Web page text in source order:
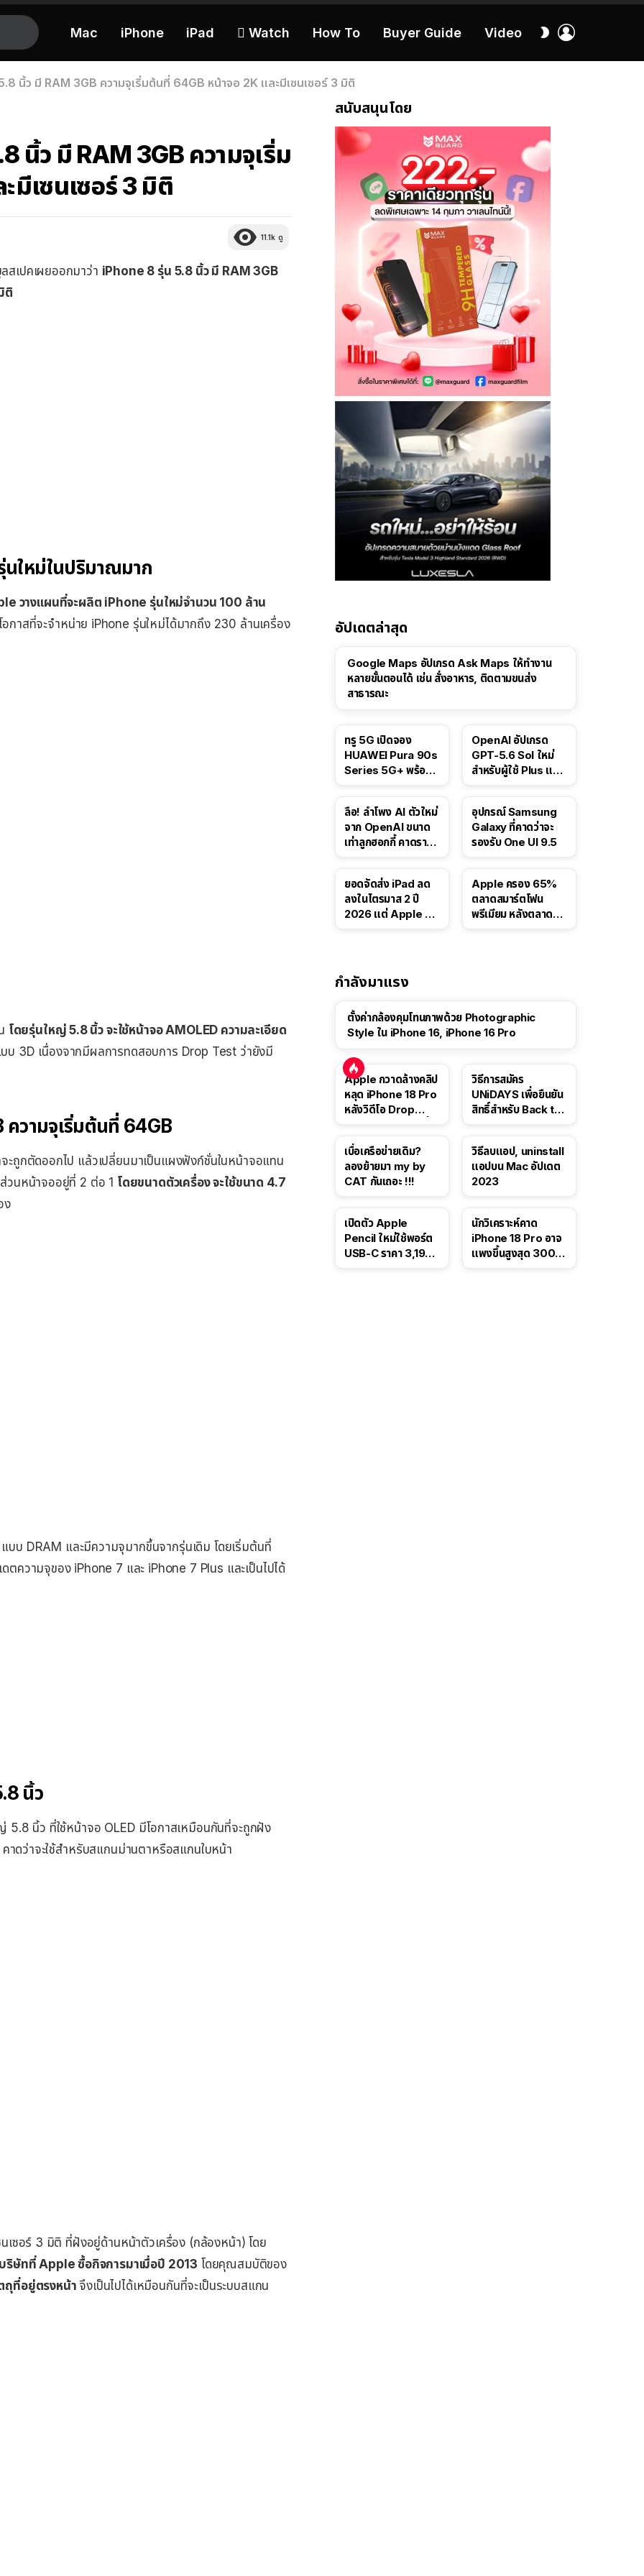
Mac iPhone iPad  Watch How To Buyer Guide Video
สลับ
นิ้ว มี RAM 3GB ความจุเริ่มต้นที่ 64GB หน้าจอ 2K และมีเซนเซอร์ 3 มิติ
นิ้ว มี RAM 3GB ความจุเริ่ม
มีเซนเซอร์ 3 มิติ
11.1k ดู
สเปคเผยออกมาว่า iPhone 8 รุ่น 5.8 นิ้ว มี RAM 3GB
ติ
ใหม่ในปริมาณมาก
วางแผนที่จะผลิต iPhone รุ่นใหม่จำนวน 100 ล้าน
กาสที่จะจำหน่าย iPhone รุ่นใหม่ได้มากถึง 230 ล้านเครื่อง
โดยรุ่นใหญ่ 5.8 นิ้ว จะใช้หน้าจอ AMOLED ความละเอียด
บ 3D เนื่องจากมีผลการทดสอบการ Drop Test ว่ายังมี
ความจุเริ่มต้นที่ 64GB
ถูกตัดออกไป แล้วเปลี่ยนมาเป็นแผงฟังก์ชั่นในหน้าจอแทน
วนหน้าจออยู่ที่ 2 ต่อ 1 โดยขนาดตัวเครื่อง จะใช้ขนาด 4.7
ง
บบ DRAM และมีความจุมากขึ้นจากรุ่นเดิม โดยเริ่มต้นที่
ความจุของ iPhone 7 และ iPhone 7 Plus และเป็นไปได้
นิ้ว
นิ้ว ที่ใช้หน้าจอ OLED มีโอกาสเหมือนกันที่จะถูกฝัง
าดว่าจะใช้สำหรับสแกนม่านตาหรือสแกนใบหน้า
เซอร์ 3 มิติ ที่ฝังอยู่ด้านหน้าตัวเครื่อง (กล้องหน้า) โดย
ริษัทที่ Apple ซื้อกิจการมาเมื่อปี 2013 โดยคุณสมบัติของ
ถุที่อยู่ตรงหน้าจึงเป็นไปได้เหมือนกันที่จะเป็นระบบสแกน
สนับสนุนโดย
อัปเดตล่าสุด
Google Maps อัปเกรด Ask Maps ให้ทำงาน
หลายขั้นตอนได้ เช่น สั่งอาหาร, ติดตามขนส่ง
สาธารณะ
ทรู 5G เปิดจอง
HUAWEI Pura 90s
Series 5G+ พร้อม
OpenAI อัปเกรด
GPT-5.6 Sol ใหม่
สำหรับผู้ใช้ Plus และ
ลือ! ลำโพง AI ตัวใหม่
จาก OpenAI ขนาด
เท่าลูกฮอกกี้ คาดราคา
อุปกรณ์ Samsung
Galaxy ที่คาดว่าจะ
รองรับ One UI 9.5
ยอดจัดส่ง iPad ลด
ลงในไตรมาส 2 ปี
2026 แต่ Apple ยัง
Apple ครอง 65%
ตลาดสมาร์ตโฟน
พรีเมียม หลังตลาดทำ
กำลังมาแรง
ตั้งค่ากล้องคุมโทนภาพด้วย Photographic
Style ใน iPhone 16, iPhone 16 Pro
Apple กวาดล้างคลิป
หลุด iPhone 18 Pro
หลังวิดีโอ Drop
วิธีการสมัคร
UNiDAYS เพื่อยืนยัน
สิทธิ์สำหรับ Back to
เบื่อเครือข่ายเดิม?
ลองย้ายมา my by
CAT กันเถอะ !!!
วิธีลบแอป, uninstall
แอปบน Mac อัปเดต
2023
เปิดตัว Apple
Pencil ใหม่ใช้พอร์ต
USB-C ราคา 3,190
นักวิเคราะห์คาด
iPhone 18 Pro อาจ
แพงขึ้นสูงสุด 300